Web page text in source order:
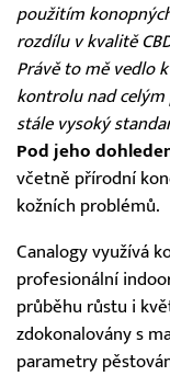
použitím
rozdílu v kvalitě
Právě to mě vedlo
kontrolu nad celým
stále vysoký
Pod jeho
včetně přírodní
kožních problémů.
Canalogy využívá
profesionální
průběhu růstu i
zdokonalovány s
parametry